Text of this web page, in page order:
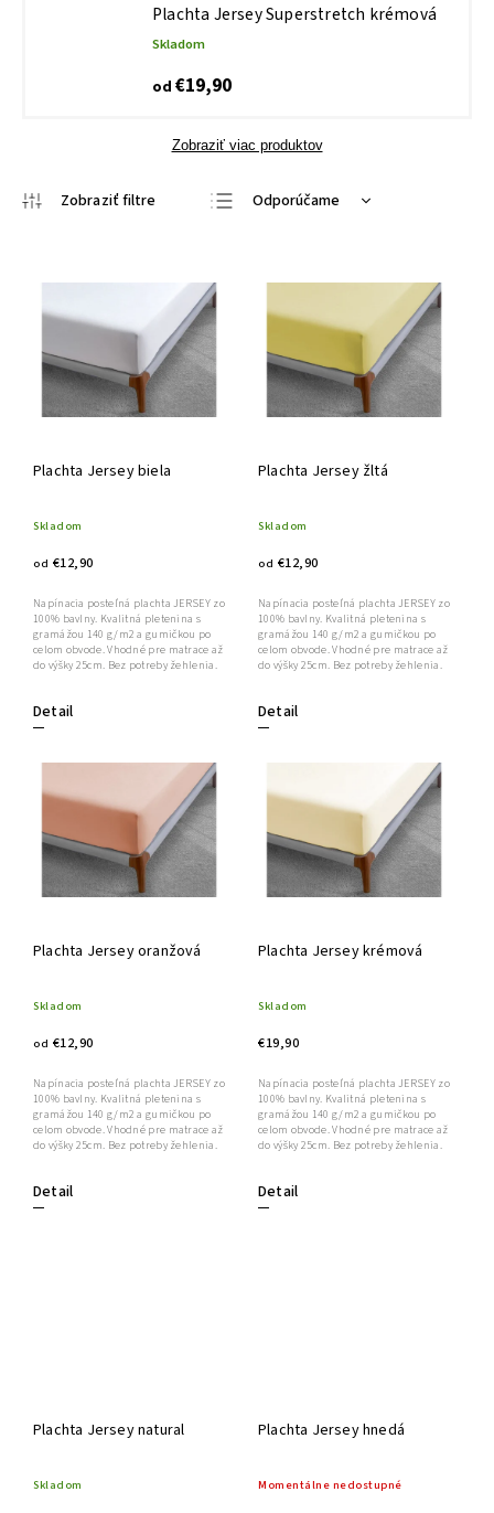
Plachta Jersey Superstretch krémová
Skladom
od €19,90
Zobraziť viac produktov
Odporúčame
Najpredávanejšie
Plachta Jersey biela
Skladom
od €12,90
Detail
Napínacia posteľná plachta JERSEY zo
100% bavlny. Kvalitná pletenina s
gramážou 140 g/m2 a gumičkou po
celom obvode. Vhodné pre matrace až
do výšky 25cm. Bez potreby žehlenia.
Plachta Jersey žltá
Skladom
od €12,90
Detail
Napínacia posteľná plachta JERSEY zo
100% bavlny. Kvalitná pletenina s
gramážou 140 g/m2 a gumičkou po
celom obvode. Vhodné pre matrace až
do výšky 25cm. Bez potreby žehlenia.
Plachta Jersey oranžová
Skladom
od €12,90
Detail
Napínacia posteľná plachta JERSEY zo
100% bavlny. Kvalitná pletenina s
gramážou 140 g/m2 a gumičkou po
celom obvode. Vhodné pre matrace až
do výšky 25cm. Bez potreby žehlenia.
Plachta Jersey krémová
Skladom
€19,90
Detail
Napínacia posteľná plachta JERSEY zo
100% bavlny. Kvalitná pletenina s
gramážou 140 g/m2 a gumičkou po
celom obvode. Vhodné pre matrace až
do výšky 25cm. Bez potreby žehlenia.
Plachta Jersey natural
Skladom
Plachta Jersey hnedá
Momentálne nedostupné